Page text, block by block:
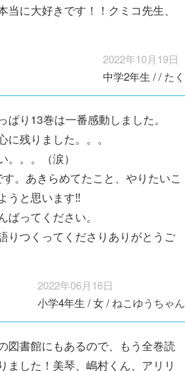
に大好きです！！クミコ先生、
2022年10月19日
中学2年生 // たく
り13巻は一番感動しました。
残りました。。。
。。（涙）
。あきらめてたこと、やりたいこ
うと思います‼
ってください。
りつくってくださりありがとうご
2022年06月16日
小学4年生 /女/ ねこゆうちゃん
図書館にもあるので、もう全巻読
ました！美琴、嶋村くん、アリリ
ラフルピーチ
長浜高校水族館